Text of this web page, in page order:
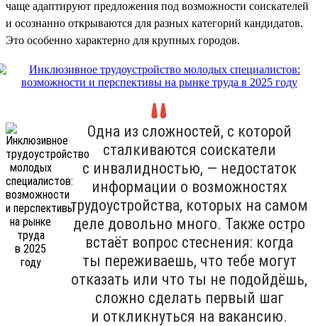
чаще адаптируют предложения под возможности соискателей
и осознанно открываются для разных категорий кандидатов.
Это особенно характерно для крупных городов.
Одна из сложностей, с которой
сталкиваются соискатели
с инвалидностью, — недостаток
информации о возможностях
трудоустройства, которых на самом
деле довольно много. Также остро
встаёт вопрос стеснения: когда
ты переживаешь, что тебе могут
отказать или что ты не подойдёшь,
сложно сделать первый шаг
и откликнуться на вакансию.